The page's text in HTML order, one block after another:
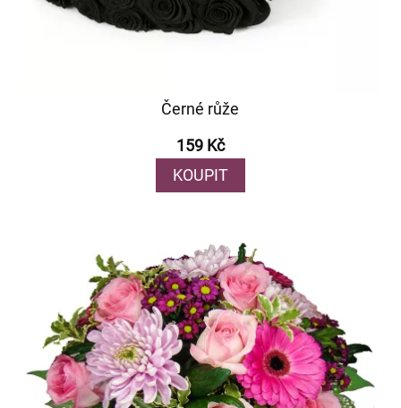
Černé růže
159 Kč
KOUPIT